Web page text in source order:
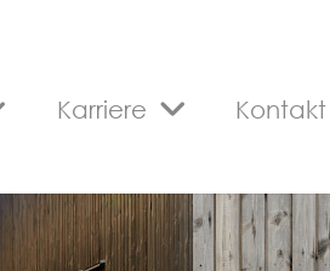
Karriere Kontakt